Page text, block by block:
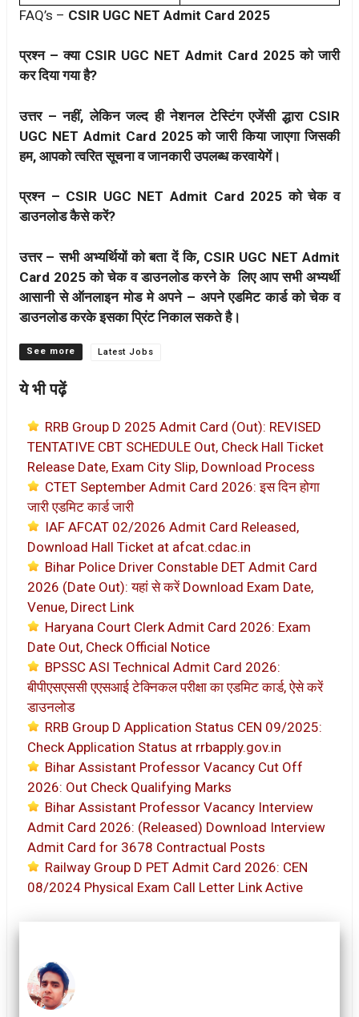
FAQ’s – CSIR UGC NET Admit Card 2025
प्रश्न – क्या CSIR UGC NET Admit Card 2025 को जारी
कर दिया गया है?
उत्तर – नहीं, लेकिन जल्द ही नेशनल टेस्टिंग एजेंसी द्धारा CSIR
UGC NET Admit Card 2025 को जारी किया जाएगा जिसकी
हम, आपको त्वरित सूचना व जानकारी उपलब्ध करवायेगें।
प्रश्न – CSIR UGC NET Admit Card 2025 को चेक व
डाउनलोड कैसे करें?
उत्तर – सभी अभ्यर्थियों को बता दें कि, CSIR UGC NET Admit
Card 2025 को चेक व डाउनलोड करने के लिए आप सभी अभ्यर्थी
आसानी से ऑनलाइन मोड मे अपने – अपने एडमिट कार्ड को चेक व
डाउनलोड करके इसका प्रिंट निकाल सकते है।
Categories Latest Jobs
ये भी पढ़ें
RRB Group D 2025 Admit Card (Out): REVISED
TENTATIVE CBT SCHEDULE Out, Check Hall Ticket
Release Date, Exam City Slip, Download Process
CTET September Admit Card 2026: इस दिन होगा
जारी एडमिट कार्ड जारी
IAF AFCAT 02/2026 Admit Card Released,
Download Hall Ticket at afcat.cdac.in
Bihar Police Driver Constable DET Admit Card
2026 (Date Out): यहां से करें Download Exam Date,
Venue, Direct Link
Haryana Court Clerk Admit Card 2026: Exam
Date Out, Check Official Notice
BPSSC ASI Technical Admit Card 2026:
बीपीएसएससी एएसआई टेक्निकल परीक्षा का एडमिट कार्ड, ऐसे करें
डाउनलोड
RRB Group D Application Status CEN 09/2025:
Check Application Status at rrbapply.gov.in
Bihar Assistant Professor Vacancy Cut Off
2026: Out Check Qualifying Marks
Bihar Assistant Professor Vacancy Interview
Admit Card 2026: (Released) Download Interview
Admit Card for 3678 Contractual Posts
Railway Group D PET Admit Card 2026: CEN
08/2024 Physical Exam Call Letter Link Active